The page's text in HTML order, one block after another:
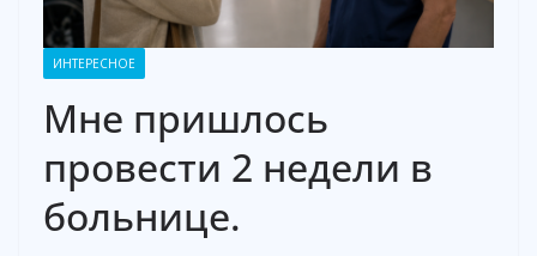
ИНТЕРЕСНОЕ
Мне пришлось
провести 2 недели в
больнице.